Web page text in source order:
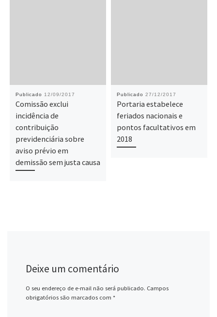
Publicado 12/09/2017
Comissão exclui
incidência de
contribuição
previdenciária sobre
aviso prévio em
demissão sem justa causa
Publicado 27/12/2017
Portaria estabelece
feriados nacionais e
pontos facultativos em
2018
Deixe um comentário
O seu endereço de e-mail não será publicado. Campos
obrigatórios são marcados com *